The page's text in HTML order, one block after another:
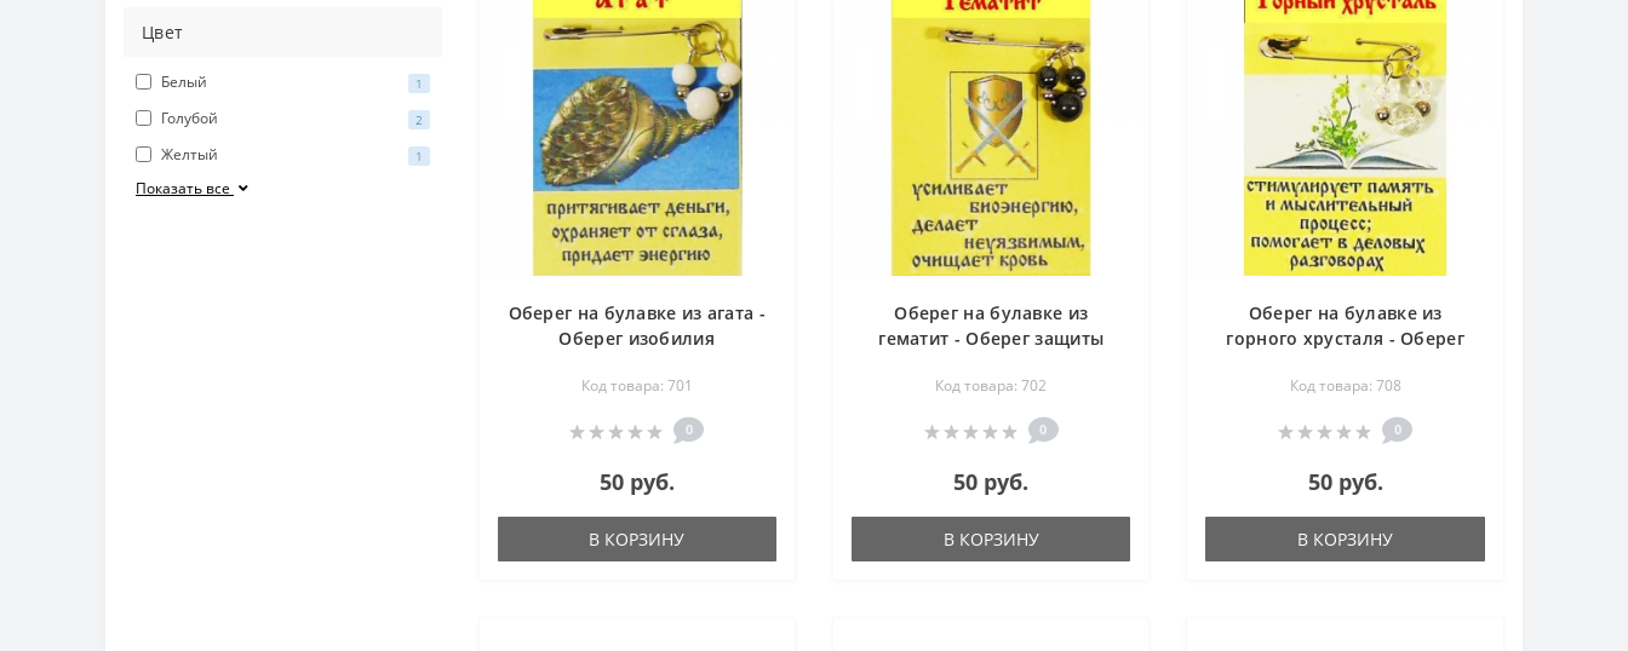
Цвет
Белый 1
Голубой 2
Желтый 1
Показать все
Оберег на булавке из агата -
Оберег изобилия
Код товара: 701
0
50 руб.
В КОРЗИНУ
Оберег на булавке из
гематит - Оберег защиты
Код товара: 702
0
50 руб.
В КОРЗИНУ
Оберег на булавке из
горного хрусталя - Оберег
Код товара: 708
0
50 руб.
В КОРЗИНУ